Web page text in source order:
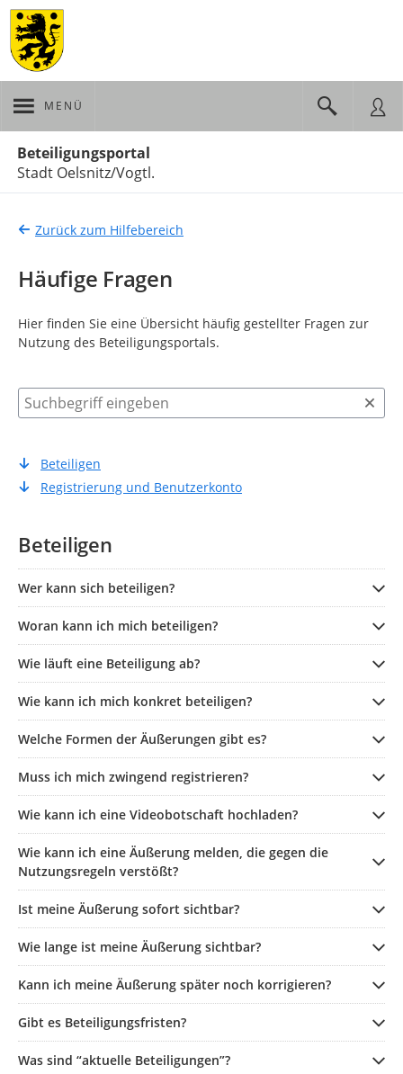
MENÜ
Beteiligungsportal
Stadt Oelsnitz/Vogtl.
Zurück zum Hilfebereich
Häufige Fragen
Hier finden Sie eine Übersicht häufig gestellter Fragen zur
Nutzung des Beteiligungsportals.
Suchbegriff eingeben
Beteiligen
Registrierung und Benutzerkonto
Beteiligen
Wer kann sich beteiligen?
Woran kann ich mich beteiligen?
Wie läuft eine Beteiligung ab?
Wie kann ich mich konkret beteiligen?
Welche Formen der Äußerungen gibt es?
Muss ich mich zwingend registrieren?
Wie kann ich eine Videobotschaft hochladen?
Wie kann ich eine Äußerung melden, die gegen die
Nutzungsregeln verstößt?
Ist meine Äußerung sofort sichtbar?
Wie lange ist meine Äußerung sichtbar?
Kann ich meine Äußerung später noch korrigieren?
Gibt es Beteiligungsfristen?
Was sind “aktuelle Beteiligungen”?